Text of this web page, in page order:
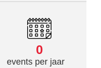
events per jaar
0